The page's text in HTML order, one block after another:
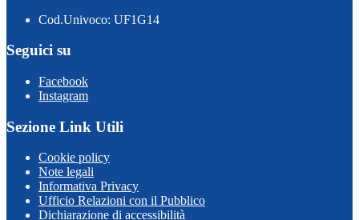
Cod.Univoco: UF1G14
Seguici su
Facebook
Instagram
Sezione Link Utili
Cookie policy
Note legali
Informativa Privacy
Ufficio Relazioni con il Pubblico
Dichiarazione di accessibilità